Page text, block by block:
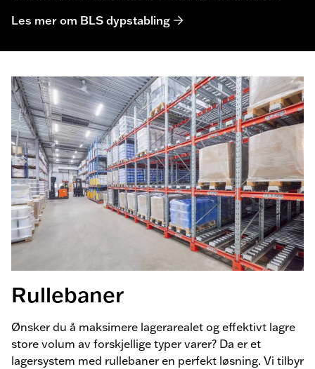
Les mer om BLS dypstabling
Rullebaner
Ønsker du å maksimere lagerarealet og effektivt lagre
store volum av forskjellige typer varer? Da er et
lagersystem med rullebaner en perfekt løsning. Vi tilbyr